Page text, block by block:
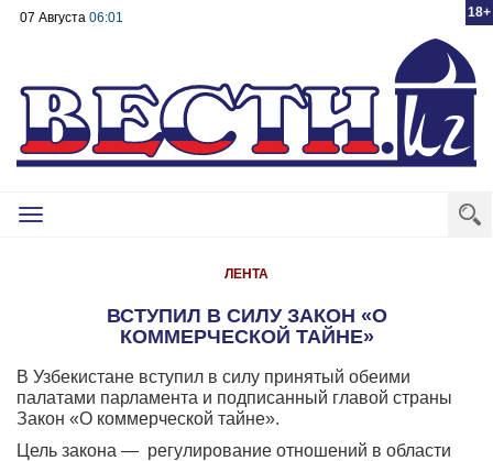
18+
07 Августа 06:01
Toggle
ЛЕНТА
ВСТУПИЛ В СИЛУ ЗАКОН «О
КОММЕРЧЕСКОЙ ТАЙНЕ»
В Узбекистане вступил в силу принятый обеими
палатами парламента и подписанный главой страны
Закон «О коммерческой тайне».
Цель закона — регулирование отношений в области